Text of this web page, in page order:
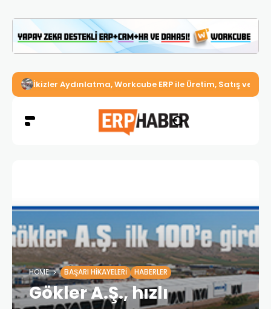
İkizler Aydınlatma, Workcube ERP ile Üretim, Satış ve
HOME BAŞARI HIKAYELERI HABERLER
Gökler A.Ş., hızlı